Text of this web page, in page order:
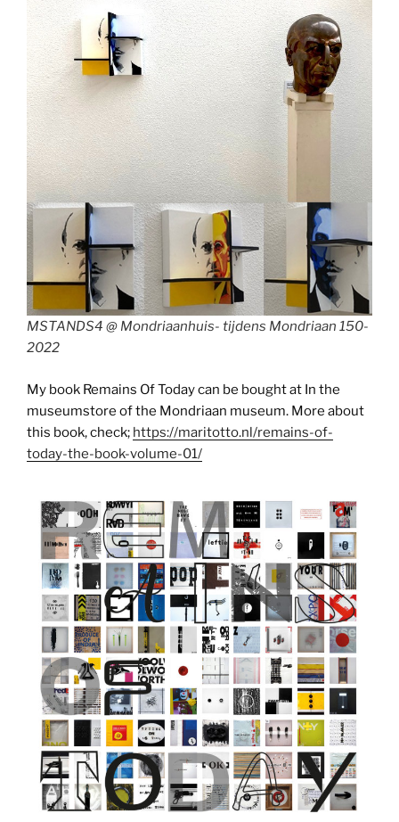
MSTANDS4 @ Mondriaanhuis- tijdens Mondriaan 150-
2022
My book Remains Of Today can be bought at In the
museumstore of the Mondriaan museum. More about
this book, check; https://maritotto.nl/remains-of-
today-the-book-volume-01/